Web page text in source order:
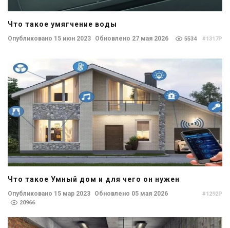
Опубликовано 15 июн 2023 Обновлено 27 мая 2026 5534 #1317P
Что такое умягчение воды
Опубликовано 15 мар 2023 Обновлено 05 мая 2026
20966
#1292P
Что такое Умный дом и для чего он нужен